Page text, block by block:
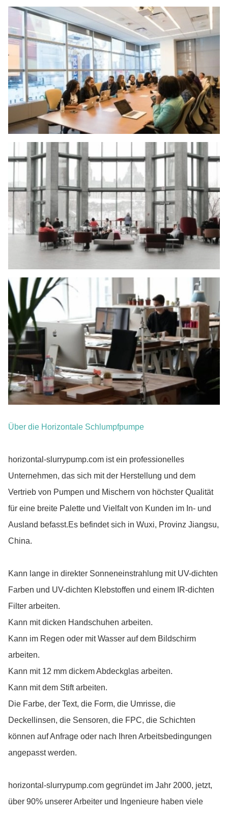
Über die Horizontale Schlumpfpumpe
horizontal-slurrypump.com ist ein professionelles
Unternehmen, das sich mit der Herstellung und dem
Vertrieb von Pumpen und Mischern von höchster Qualität
für eine breite Palette und Vielfalt von Kunden im In- und
Ausland befasst.Es befindet sich in Wuxi, Provinz Jiangsu,
China.
Kann lange in direkter Sonneneinstrahlung mit UV-dichten
Farben und UV-dichten Klebstoffen und einem IR-dichten
Filter arbeiten.
Kann mit dicken Handschuhen arbeiten.
Kann im Regen oder mit Wasser auf dem Bildschirm
arbeiten.
Kann mit 12 mm dickem Abdeckglas arbeiten.
Kann mit dem Stift arbeiten.
Die Farbe, der Text, die Form, die Umrisse, die
Deckellinsen, die Sensoren, die FPC, die Schichten
können auf Anfrage oder nach Ihren Arbeitsbedingungen
angepasst werden.
horizontal-slurrypump.com gegründet im Jahr 2000, jetzt,
über 90% unserer Arbeiter und Ingenieure haben viele